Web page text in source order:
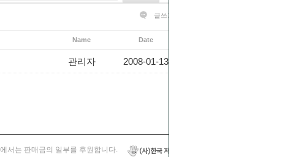
글쓰기
Name Date
관리자 2008-01-13
서는 판매금의 일부를 후원합니다.